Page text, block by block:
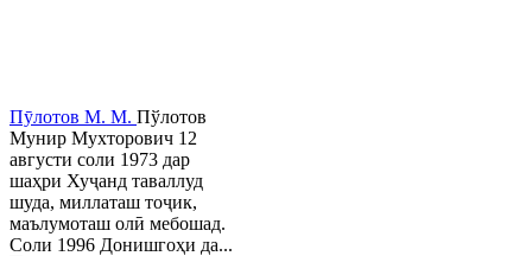
Пӯлотов М. М. Пўлотов
Мунир Мухторович 12
августи соли 1973 дар
шаҳри Хуҷанд таваллуд
шуда, миллаташ тоҷик,
маълумоташ олӣ мебошад.
Соли 1996 Донишгоҳи да...